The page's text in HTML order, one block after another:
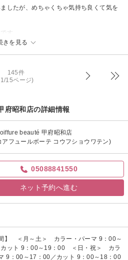
きを見る
したが、めちゃくちゃ気持ち良くて気を
す。
！
145件
15ページ)
昭和店の詳細情報
beauté 甲府昭和店
アフュールボーテ コウフショウワテン)
05088841550
ネット予約へ進む
間】 ＜月～土＞ カラー・パーマ 9：00～
カット 9：00～19：00 ＜日・祝＞ カラ
9：00～17：00／カット 9：00～18：00